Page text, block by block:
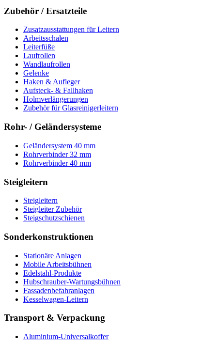
Zubehör / Ersatzteile
Zusatzausstattungen für Leitern
Arbeitsschalen
Leiterfüße
Laufrollen
Wandlaufrollen
Gelenke
Haken & Aufleger
Aufsteck- & Fallhaken
Holmverlängerungen
Zubehör für Glasreinigerleitern
Rohr- / Geländersysteme
Geländersystem 40 mm
Rohrverbinder 32 mm
Rohrverbinder 40 mm
Steigleitern
Steigleitern
Steigleiter Zubehör
Steigschutzschienen
Sonderkonstruktionen
Stationäre Anlagen
Mobile Arbeitsbühnen
Edelstahl-Produkte
Hubschrauber-Wartungsbühnen
Fassadenbefahranlagen
Kesselwagen-Leitern
Transport & Verpackung
Aluminium-Universalkoffer